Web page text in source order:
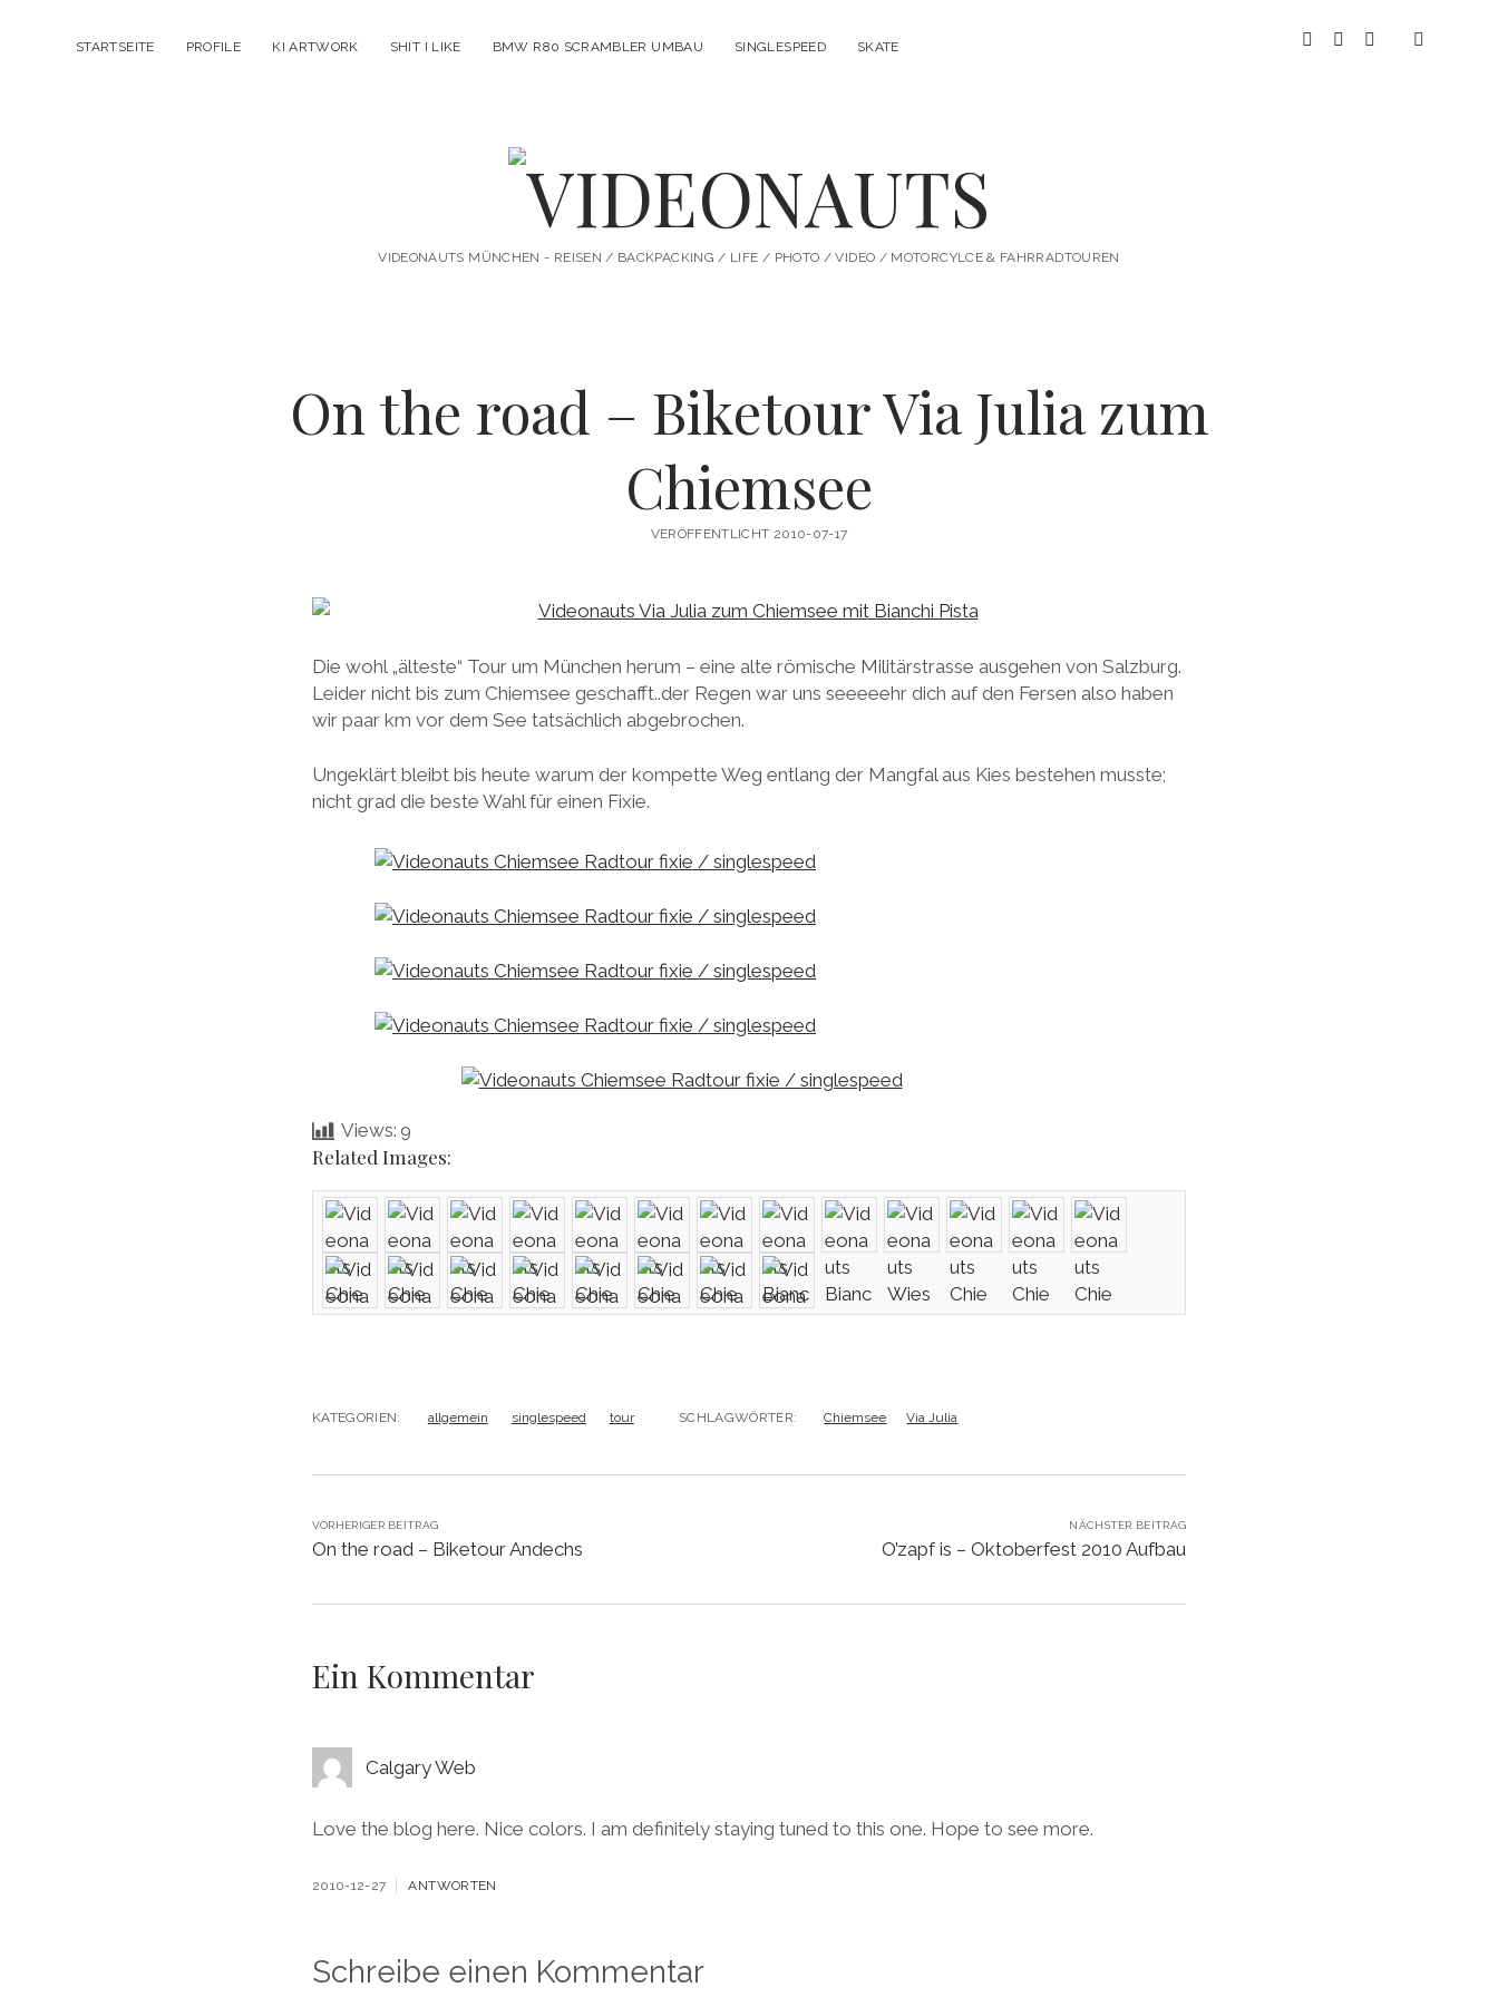
STARTSEITE PROFILE KI ARTWORK SHIT I LIKE BMW R80 SCRAMBLER UMBAU SINGLESPEED SKATE instagram
youtubespotify
VIDEONAUTS
VIDEONAUTS MÜNCHEN - REISEN / BACKPACKING / LIFE / PHOTO / VIDEO / MOTORCYLCE & FAHRRADTOUREN
On the road – Biketour Via Julia zum
Chiemsee
VERÖFFENTLICHT 2010-07-17
Die wohl „älteste“ Tour um München herum – eine alte römische Militärstrasse ausgehen von Salzburg.
Leider nicht bis zum Chiemsee geschafft..der Regen war uns seeeeehr dich auf den Fersen also haben
wir paar km vor dem See tatsächlich abgebrochen.
Ungeklärt bleibt bis heute warum der kompette Weg entlang der Mangfal aus Kies bestehen musste;
nicht grad die beste Wahl für einen Fixie.
Views: 9
Related Images:
KATEGORIEN: allgemein singlespeed tour SCHLAGWÖRTER: Chiemsee Via Julia
VORHERIGER BEITRAG
On the road – Biketour Andechs
NÄCHSTER BEITRAG
O’zapf is – Oktoberfest 2010 Aufbau
Ein Kommentar
Calgary Web
Love the blog here. Nice colors. I am definitely staying tuned to this one. Hope to see more.
2010-12-27 ANTWORTEN
Schreibe einen Kommentar